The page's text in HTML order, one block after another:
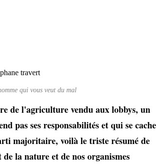
qui vous veut du mal
de l'agriculture vendu aux lobbys, un
pas ses responsabilités et qui se cache
majoritaire, voilà le triste résumé de
la nature et de nos organismes